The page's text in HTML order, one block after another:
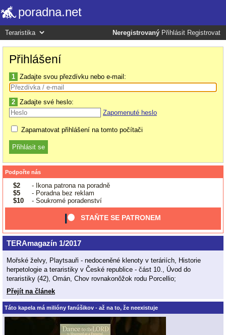
poradna.net
Neregistrovaný Přihlásit Registrovat
Přihlášení
1 Zadajte svou přezdívku nebo e-mail:
2 Zadajte své heslo:
Zapomenuté heslo
Zapamatovat přihlášení na tomto počítači
Podpořte nás
$2
- Ikona patrona na poradně
$5
- Poradna bez reklam
$10
- Soukromé poradenství
STAŇTE SE PATRONEM
TERAmagazín 1/2017
Mořské želvy, Playtsauři - nedoceněné klenoty v teráriích, Historie
herpetologie a teraristiky v České republice - část 10., Úvod do
teraristiky (42), Omán, Chov rovnakonôžok rodu Porcellio;
Přejít na článek
Táto kapela má milióny fanúšikov - až na to, že neexistuje